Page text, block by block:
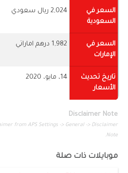
السعر في
السعودية
2,024 ريال سعودي
السعر في
الإمارات
1,982 درهم اماراتي
تاريخ تحديث
الأسعار
14، مايو، 2020
Disclaimer Note
from APS Settings -> General -> Disclaimer
Note.
موبايلات ذات صلة